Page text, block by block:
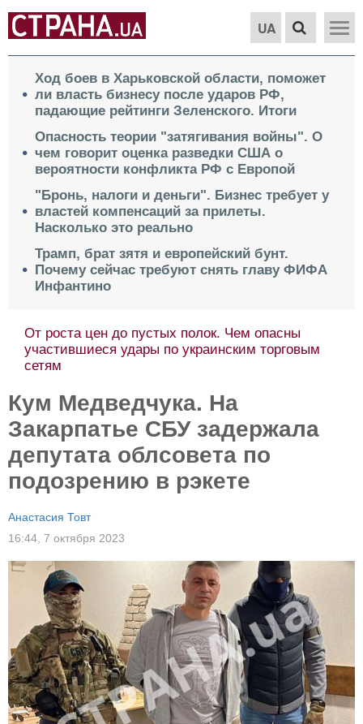
UA
Ход боев в Харьковской области, поможет
ли власть бизнесу после ударов РФ,
падающие рейтинги Зеленского. Итоги
Опасность теории "затягивания войны". О
чем говорит оценка разведки США о
вероятности конфликта РФ с Европой
"Бронь, налоги и деньги". Бизнес требует у
властей компенсаций за прилеты.
Насколько это реально
Трамп, брат зятя и европейский бунт.
Почему сейчас требуют снять главу ФИФА
Инфантино
От роста цен до пустых полок. Чем опасны
участившиеся удары по украинским торговым
сетям
Кум Медведчука. На
Закарпатье СБУ задержала
депутата облсовета по
подозрению в рэкете
Анастасия Товт
16:44, 7 октября 2023